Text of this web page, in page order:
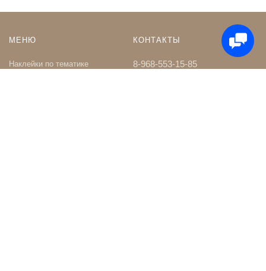
МЕНЮ
Наклейки по тематике
КОНТАКТЫ
8-968-553-15-85